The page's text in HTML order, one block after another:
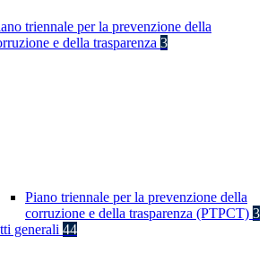
triennale per la prevenzione della
e della trasparenza 3
Piano triennale per la prevenzione della
corruzione e della trasparenza (PTPCT) 3
generali 44